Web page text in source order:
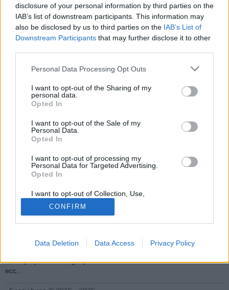
disclosure of your personal information by third parties on the
IAB’s list of downstream participants. This information may
also be disclosed by us to third parties on the IAB’s List of
Downstream Participants that may further disclose it to other
Personal Data Processing Opt Outs
I want to opt-out of the Sharing of my
personal data.
Opted In
I want to opt-out of the Sale of my
Personal Data.
Opted In
I want to opt-out of processing my
Personal Data for Targeted Advertising.
Opted In
I want to opt-out of Collection, Use,
Retention, Sale, and/or Sharing of my
Personal Data that Is Unrelated with the
Purposes for which it was collected.
Opted Out
CONFIRM
Data Deletion Data Access Privacy Policy
Tutti coloro iscritti nel corso del 2015 (anno in cui Facciabuco è
A partire dal 2016, nascono ogni anno due nuove generazioni di
facciabuchini. La prima dell'anno comprende i registrati fino al 30
Per fare esempi concreti, se la registrazione è avvenuta nel:
2015:1° Generazione
2016 (dopo il 30 Giugno):
3° Generazione
2017 (dopo il 30 Giugno):5° Generazione
ecc...